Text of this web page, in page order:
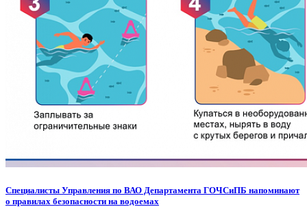
Специалисты Управления по ВАО Департамента ГОЧСиПБ напоминают
о правилах безопасности на водоемах